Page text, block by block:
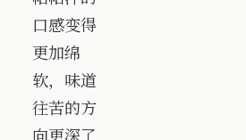
口感变得
更加绵
软，味道
往苦的方
向更深了